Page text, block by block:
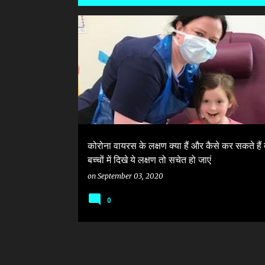
P
s
t
s
कोरोना वायरस के लक्षण क्या हैं और कैसे कर सकते हैं
बच्चों में दिखे ये लक्षण तो सचेत हो जाएं
on September 03, 2020
#CORONAVIRUS #CORONAVIRUS#BIRD FLU
SIGN & SYMPTOMS OF CORONA VIRUS @ CHILDREN
0